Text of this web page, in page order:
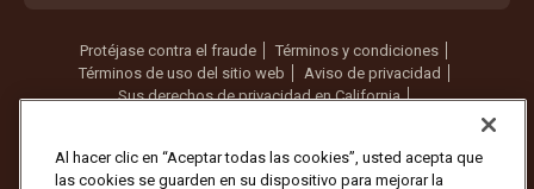
Protéjase contra el fraude
Términos y condiciones
Términos de uso del sitio web
Aviso de privacidad
Sus derechos de privacidad en California
Al hacer clic en “Aceptar todas las cookies”, usted acepta que
las cookies se guarden en su dispositivo para mejorar la